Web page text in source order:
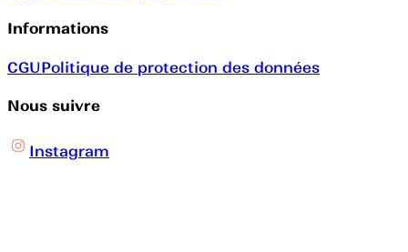
Informations
CGUPolitique de protection des données
Nous suivre
Instagram